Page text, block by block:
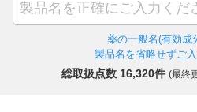
薬の一般名(有効成
製品名を省略せずご入
総取扱点数 16,320件 (最終